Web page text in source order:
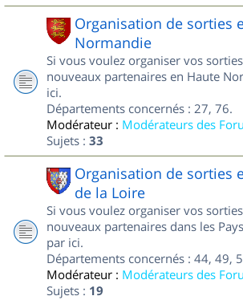
Organisation de sorties
Normandie
Si vous voulez organiser vos
nouveaux partenaires en Haute
ici.
Départements concernés : 27, 76.
Modérateur : Modérateurs des
Sujets : 33
Organisation de sorties
de la Loire
Si vous voulez organiser vos
nouveaux partenaires dans les
par ici.
Départements concernés : 44, 49,
Modérateur : Modérateurs des
Sujets : 19